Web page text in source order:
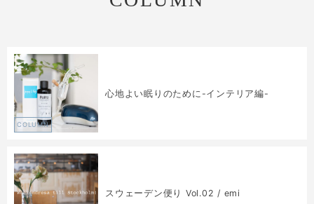
COLUMN
心地よい眠りのために-インテリア編-
スウェーデン便り Vol.02 / emi